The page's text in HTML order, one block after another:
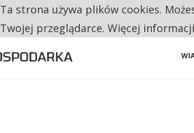
CO TRZECIĄ ZŁOTÓWKĘ Z EMERYTURY SENIORZY
Ta strona używa plików cookies.
Twojej przeglądarce. Więcej